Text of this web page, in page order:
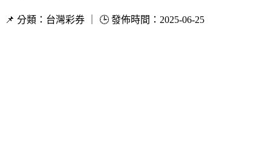
📌 分類：台灣彩券 ｜ 🕒 發佈時間：2025-06-25